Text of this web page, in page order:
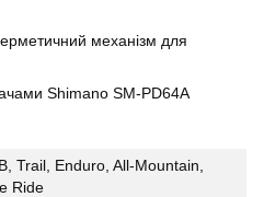
механізм для
Shimano SM-PD64A
Trail, Enduro, All-Mountain,
Ride